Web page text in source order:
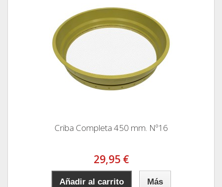
Criba Completa 450 mm. Nº16
29,95 €
Añadir al carrito Más